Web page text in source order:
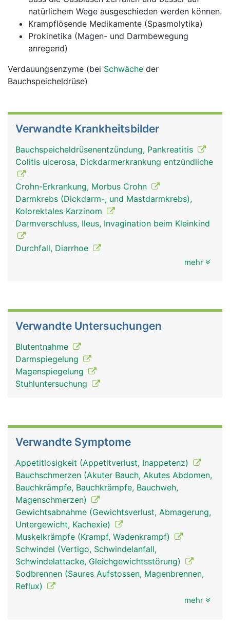
natürlichem Wege ausgeschieden werden können.
Krampflösende Medikamente (Spasmolytika)
Prokinetika (Magen- und Darmbewegung
anregend)
Verdauungsenzyme (bei Schwäche der
Bauchspeicheldrüse)
Verwandte Krankheitsbilder
Bauchspeicheldrüsenentzündung, Pankreatitis
Colitis ulcerosa, Dickdarmerkrankung entzündliche
Crohn-Erkrankung, Morbus Crohn
Darmkrebs (Dickdarm-, und Mastdarmkrebs),
Kolorektales Karzinom
Darmverschluss, Ileus, Invagination beim Kleinkind
Durchfall, Diarrhoe
mehr
Verwandte Untersuchungen
Blutentnahme
Darmspiegelung
Magenspiegelung
Stuhluntersuchung
Verwandte Symptome
Appetitlosigkeit (Appetitverlust, Inappetenz)
Bauchschmerzen (Akuter Bauch, Akutes Abdomen,
Bauchkrämpfe, Bauchkrämpfe, Bauchweh,
Magenschmerzen)
Gewichtsabnahme (Gewichtsverlust, Abmagerung,
Untergewicht, Kachexie)
Muskelkrämpfe (Krampf, Wadenkrampf)
Schwindel (Vertigo, Schwindelanfall,
Schwindelattacke, Gleichgewichtsstörung)
Sodbrennen (Saures Aufstossen, Magenbrennen,
Reflux)
mehr